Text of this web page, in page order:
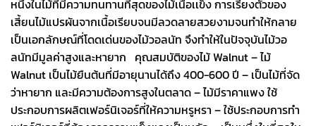
หนึ่งในไม้ที่มีความทนทานที่สุดของไม้เนื้อเเข็ง การเรียงตัวของ
เสี้ยนไม้แปรผันจากเนื้อเรียบจนมีลวดลายสวยงามจนทำให้กลาย
เป็นเอกลักษณ์ที่โดดเด่นของไม้วอลนัท จึงทำให้ในปัจจุบันไม้วอ
ลนัทมีมูลค่าสูงและหายาก คุณสมบัติของไม้ Walnut – ไม้
Walnut เป็นไม้ยืนต้นที่มีอายุนานได้ถึง 400-600 ปี – เป็นไม้ที่จัด
ว่าหายาก และมีความต้องการสูงในตลาด – ไม้มีราคาแพง ใช้
ประกอบการผลิตเฟอร์นิเจอร์ที่ให้ความหรูหรา – ใช้ประกอบการทำ